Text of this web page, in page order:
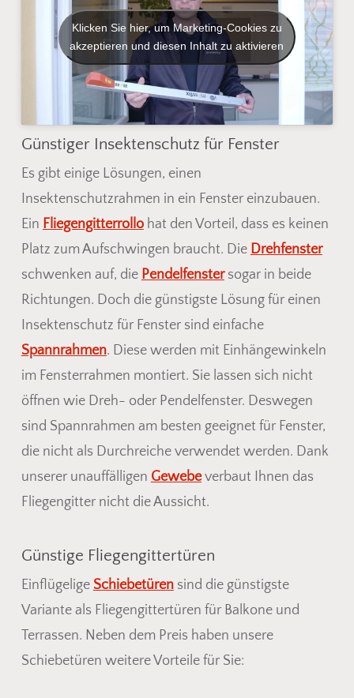
Klicken Sie hier, um Marketing-Cookies zu
akzeptieren und diesen Inhalt zu aktivieren
Günstiger Insektenschutz für Fenster
Es gibt einige Lösungen, einen
Insektenschutzrahmen in ein Fenster einzubauen.
Ein Fliegengitterrollohat den Vorteil, dass es keinen
Platz zum Aufschwingen braucht. Die Drehfenster
schwenken auf, die Pendelfenstersogar in beide
Richtungen. Doch die günstigste Lösung für einen
Insektenschutz für Fenster sind einfache
Spannrahmen. Diese werden mit Einhängewinkeln
im Fensterrahmen montiert. Sie lassen sich nicht
öffnen wie Dreh- oder Pendelfenster. Deswegen
sind Spannrahmen am besten geeignet für Fenster,
die nicht als Durchreiche verwendet werden. Dank
unserer unauffälligen Gewebeverbaut Ihnen das
Fliegengitter nicht die Aussicht.
Günstige Fliegengittertüren
Einflügelige Schiebetürensind die günstigste
Variante als Fliegengittertüren für Balkone und
Terrassen. Neben dem Preis haben unsere
Schiebetüren weitere Vorteile für Sie: